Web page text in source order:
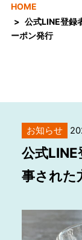
HOME
公式LINE登録
ーポン発行
お知らせ
公式
事された